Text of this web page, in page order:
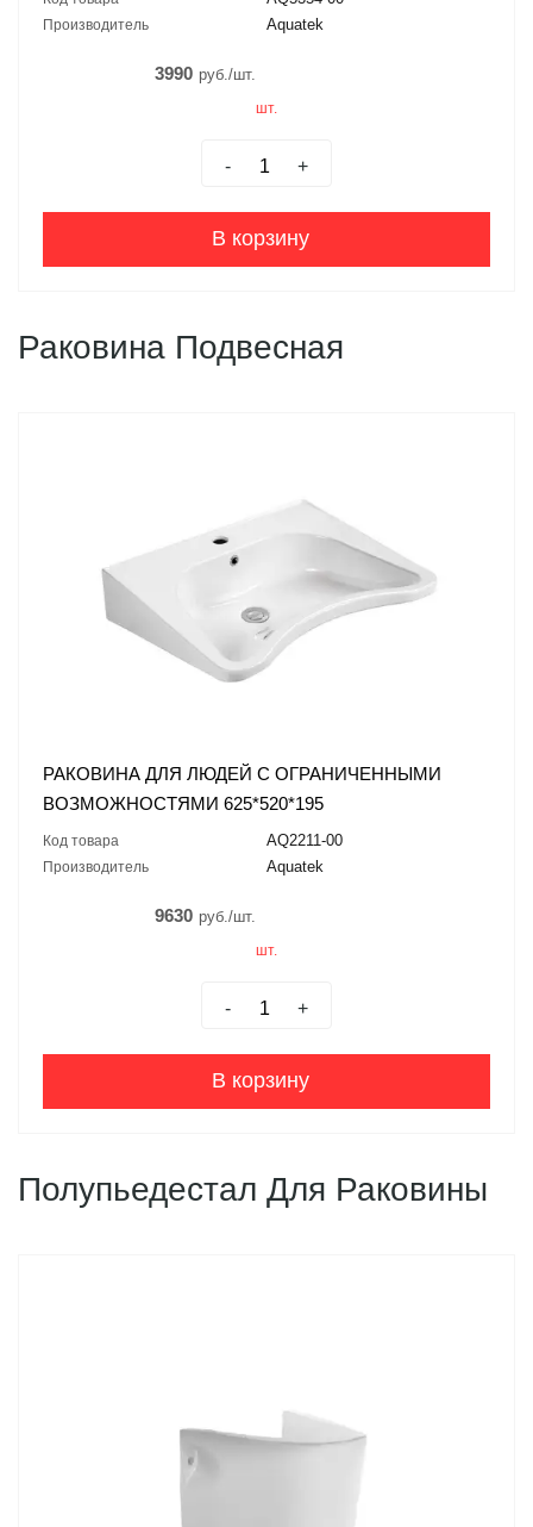
Производитель Aquatek
3990 руб./шт.
шт.
- +
В корзину
Раковина Подвесная
РАКОВИНА ДЛЯ ЛЮДЕЙ С ОГРАНИЧЕННЫМИ
ВОЗМОЖНОСТЯМИ 625*520*195
Код товара AQ2211-00
Производитель Aquatek
9630 руб./шт.
шт.
- +
В корзину
Полупьедестал Для Раковины